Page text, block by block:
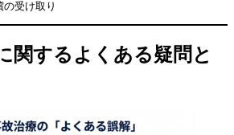
関するよくある疑問と